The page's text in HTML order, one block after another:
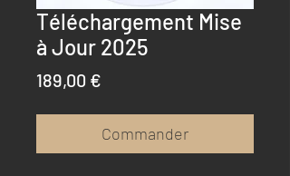
Téléchargement Mise
à Jour 2025
189,00 €
Commander